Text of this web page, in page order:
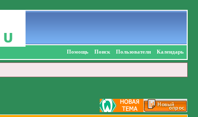
Помощь Поиск Пользователи Календарь